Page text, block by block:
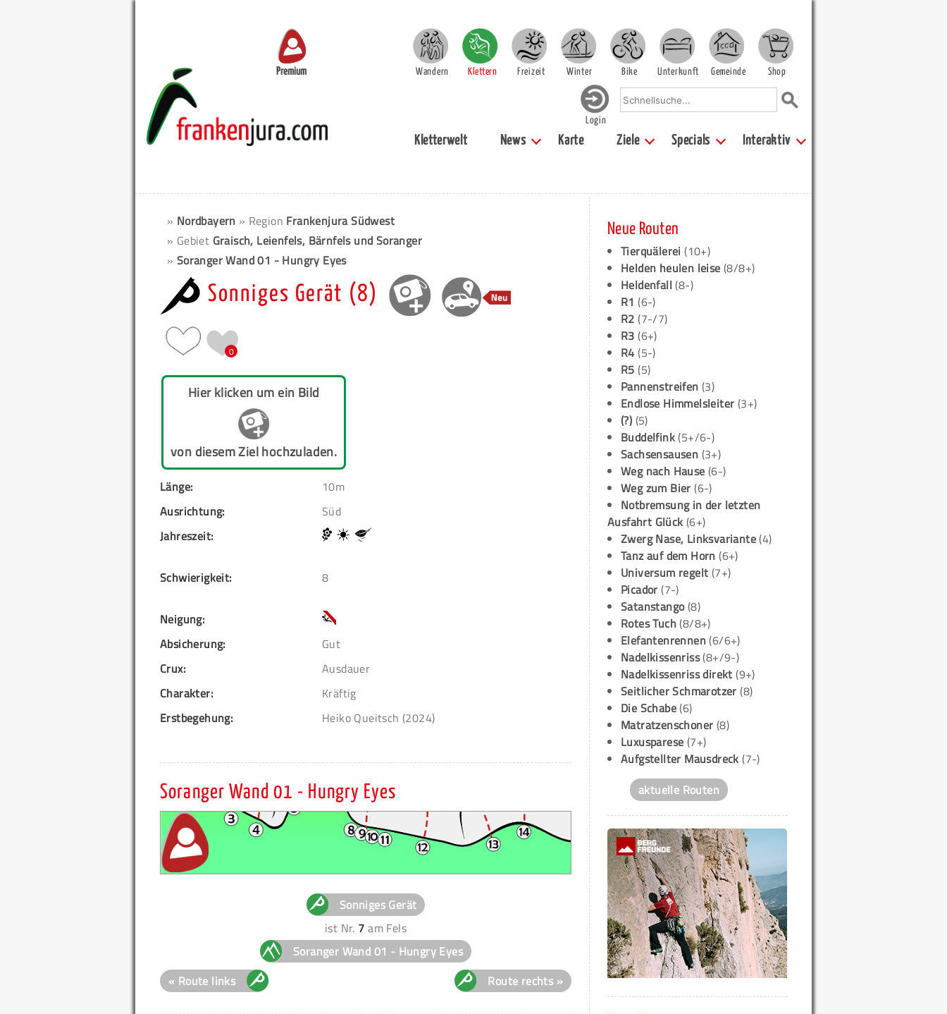
Premium Wandern Klettern Freizeit Winter Bike Unterkunft Gemeinde Shop
Login
Kletterwelt News Karte Ziele Specials Interaktiv
» Nordbayern » Region Frankenjura Südwest
» Gebiet Graisch, Leienfels, Bärnfels und Soranger
» Soranger Wand 01 - Hungry Eyes
Sonniges Gerät (8)
0
Hier klicken um ein Bild
von diesem Ziel hochzuladen.
Länge:
10m
Ausrichtung:
Süd
Jahreszeit:
Schwierigkeit: 8
Neigung:
Absicherung:
Gut
Crux:
Ausdauer
Charakter:
Kräftig
Erstbegehung:
Heiko Queitsch (2024)
Soranger Wand 01 - Hungry Eyes
Sonniges Gerät
ist Nr. 7 am Fels
Soranger Wand 01 - Hungry Eyes
« Route links
Route rechts »
Neue Routen
Tierquälerei (10+)
Helden heulen leise(8/8+)
Heldenfall(8-)
R1 (6-)
R2 (7-/7)
R3 (6+)
R4 (5-)
R5 (5)
Pannenstreifen (3)
Endlose Himmelsleiter (3+)
(?) (5)
Buddelfink(5+/6-)
Sachsensausen (3+)
Weg nach Hause (6-)
Weg zum Bier (6-)
Notbremsung in der letzten
Ausfahrt Glück (6+)
Zwerg Nase, Linksvariante(4)
Tanz auf dem Horn (6+)
Universum regelt (7+)
Picador (7-)
Satanstango(8)
Rotes Tuch(8/8+)
Elefantenrennen(6/6+)
Nadelkissenriss(8+/9-)
Nadelkissenriss direkt (9+)
Seitlicher Schmarotzer (8)
Die Schabe(6)
Matratzenschoner (8)
Luxusparese (7+)
Aufgstellter Mausdreck (7-)
aktuelle Routen